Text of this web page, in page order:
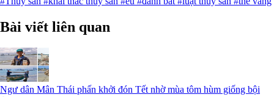
Bài viết liên quan
Ngư dân Mân Thái phấn khởi đón Tết nhờ mùa tôm hùm giống bội